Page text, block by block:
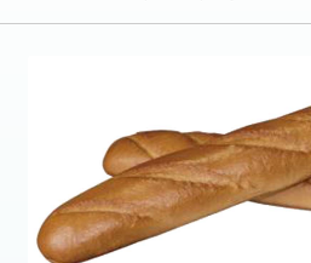
ТОВАРЫ
О ПРОЕКТЕ